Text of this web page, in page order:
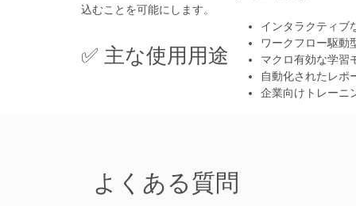
込むことを可能にします。
✅ 主な使用用途
インタラクティブ
ワークフロー駆動
マクロ有効な学習
自動化されたレポ
企業向けトレーニ
よくある質問